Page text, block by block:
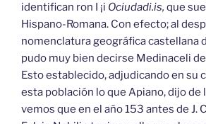
identifican ron I ¡i Ociudadi.is, que
Hispano-Romana. Con efecto; al
nomenclatura geográfica castellana
pudo muy bien decirse Medinaceli de
Esto establecido, adjudicando en su
esta población lo que Apiano, dijo de
vemos que en el año 153 antes de J.